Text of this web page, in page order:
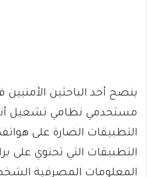
مستخدمي نظامي تشغيل
التطبيقات الضارة على
التطبيقات التي تحتوي على
المعلومات المصرفية